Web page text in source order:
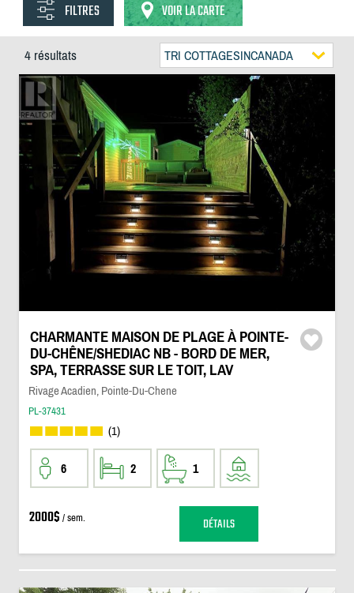
FILTRES VOIR LA CARTE
4 résultats TRI COTTAGESINCANADA
CHARMANTE MAISON DE PLAGE À POINTE-
DU-CHÊNE/SHEDIAC NB - BORD DE MER,
SPA, TERRASSE SUR LE TOIT, LAV
Rivage Acadien, Pointe-Du-Chene
PL-37431
(1)
6 2 1
2000$ / sem. DÉTAILS